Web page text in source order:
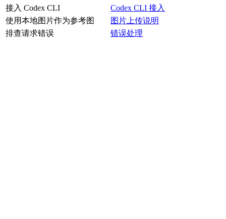
接入 Codex CLI
Codex CLI 接入
使用本地图片作为参考图
图片上传说明
排查请求错误
错误处理